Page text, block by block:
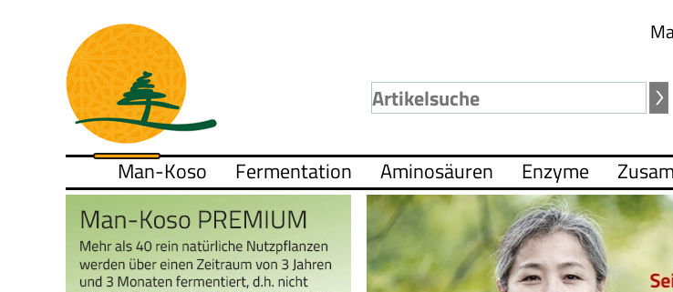
Man-Koso Fermentation Aminosäuren Enzyme